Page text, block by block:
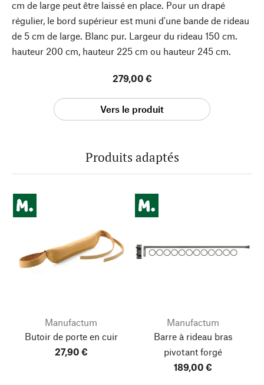
cm de large peut être laissé en place. Pour un drapé
régulier, le bord supérieur est muni d'une bande de rideau
de 5 cm de large. Blanc pur. Largeur du rideau 150 cm.
hauteur 200 cm, hauteur 225 cm ou hauteur 245 cm.
279,00 €
Vers le produit
Produits adaptés
Manufactum
Butoir de porte en cuir
27,90 €
Manufactum
Barre à rideau bras
pivotant forgé
189,00 €